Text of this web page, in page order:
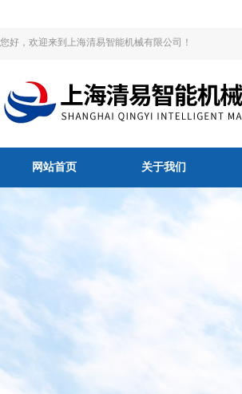
您好，欢迎来到上海清易智能机械有限公司！
网站首页 关于我们